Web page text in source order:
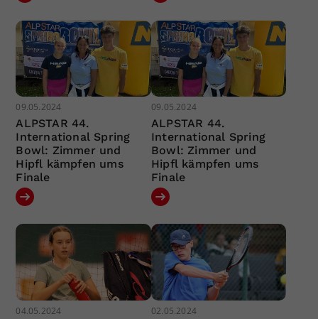
09.05.2024
ALPSTAR 44.
International Spring
Bowl: Zimmer und
Hipfl kämpfen ums
Finale
09.05.2024
ALPSTAR 44.
International Spring
Bowl: Zimmer und
Hipfl kämpfen ums
Finale
04.05.2024 02.05.2024